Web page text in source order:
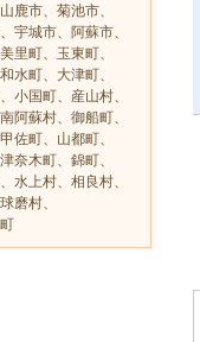
鹿市、菊池市、
宇城市、阿蘇市、
里町、玉東町、
水町、大津町、
小国町、産山村、
阿蘇村、御船町、
佐町、山都町、
奈木町、錦町、
水上村、相良村、
磨村、